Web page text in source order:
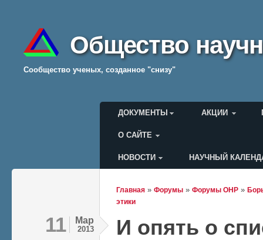
Общество
Cообщество ученых, созданное "снизу"
Главное меню
ДОКУМЕНТЫ АКЦИИ
О САЙТЕ
Меню пользователя
НОВОСТИ НАУЧНЫЙ
Вы здесь
Главная » Форумы » Форумы ОНР »
этики
11 Мар
2013 И опять о